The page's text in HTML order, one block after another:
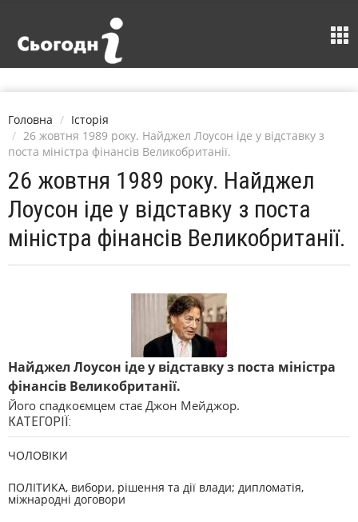
Головна
Історія
26 жовтня 1989 року. Найджел Лоусон іде у відставку з
поста міністра фінансів Великобританії.
26 жовтня 1989 року. Найджел
Лоусон іде у відставку з поста
міністра фінансів Великобританії.
Найджел Лоусон іде у відставку з поста міністра
фінансів Великобританії.
Його спадкоємцем стає Джон Мейджор.
КАТЕГОРІЇ:
ЧОЛОВІКИ
ПОЛІТИКА, вибори, рішення та дії влади; дипломатія,
міжнародні договори